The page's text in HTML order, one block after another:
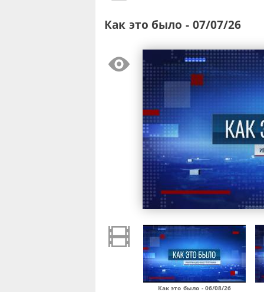
Как это было - 07/07/26
Как это было - 06/08/26